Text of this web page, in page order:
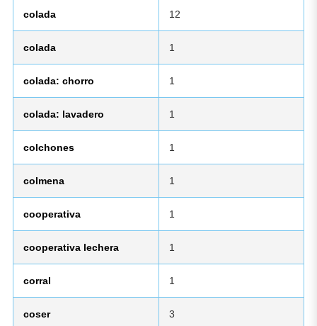
colada 12
colada 1
colada: chorro 1
colada: lavadero 1
colchones 1
colmena 1
cooperativa 1
cooperativa lechera 1
corral 1
coser 3